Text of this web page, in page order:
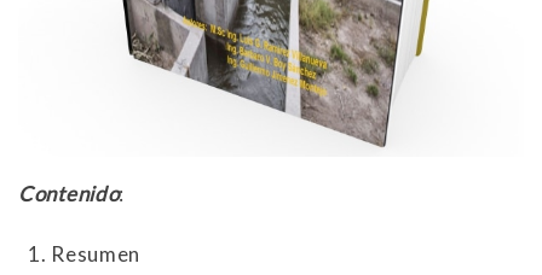
Contenido:
Resumen